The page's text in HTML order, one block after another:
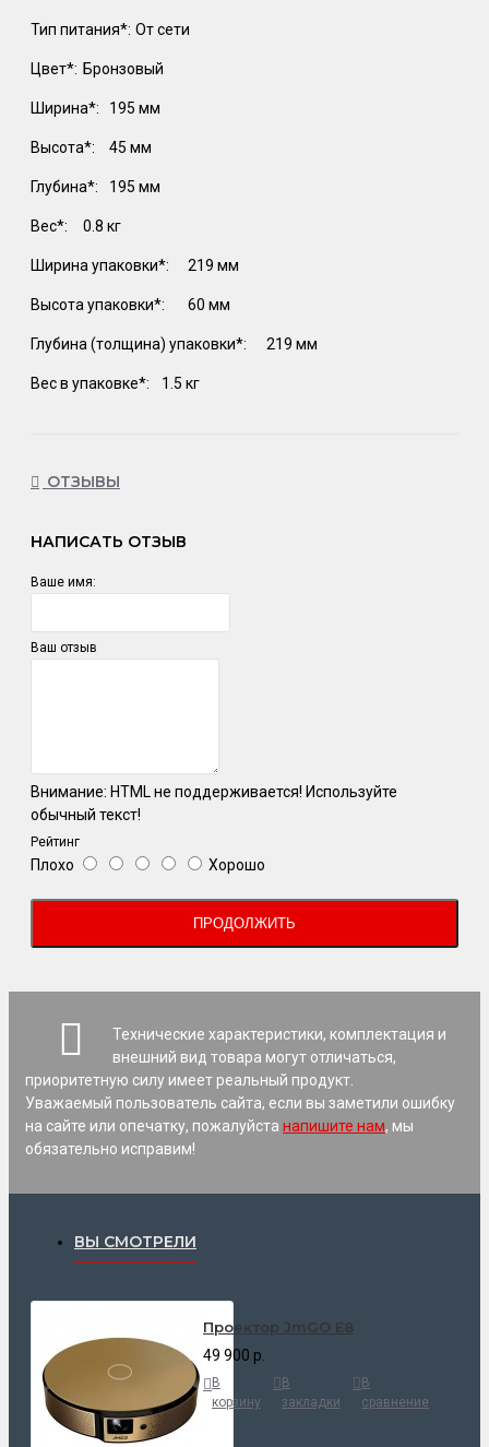
Тип питания*: От сети
Цвет*: Бронзовый
Ширина*: 195 мм
Высота*: 45 мм
Глубина*: 195 мм
Вес*: 0.8 кг
Ширина упаковки*: 219 мм
Высота упаковки*: 60 мм
Глубина (толщина) упаковки*: 219 мм
Вес в упаковке*: 1.5 кг
ОТЗЫВЫ
НАПИСАТЬ ОТЗЫВ
Ваше имя:
Ваш отзыв
Внимание: HTML не поддерживается! Используйте
обычный текст!
Рейтинг
Плохо Хорошо
ПРОДОЛЖИТЬ
Технические характеристики, комплектация и
внешний вид товара могут отличаться,
приоритетную силу имеет реальный продукт.
Уважаемый пользователь сайта, если вы заметили ошибку
на сайте или опечатку, пожалуйста напишите нам, мы
обязательно исправим!
ВЫ СМОТРЕЛИ
Проектор JmGO E8
49 900 р.
В
корзину
В
закладки
В
сравнение